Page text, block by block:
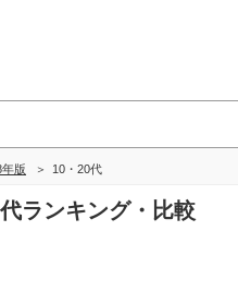
版 10・20代
ランキング・比較